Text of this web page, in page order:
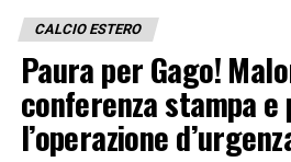
CALCIO ESTERO
Paura per Gago!
conferenza stampa e
l’operazione